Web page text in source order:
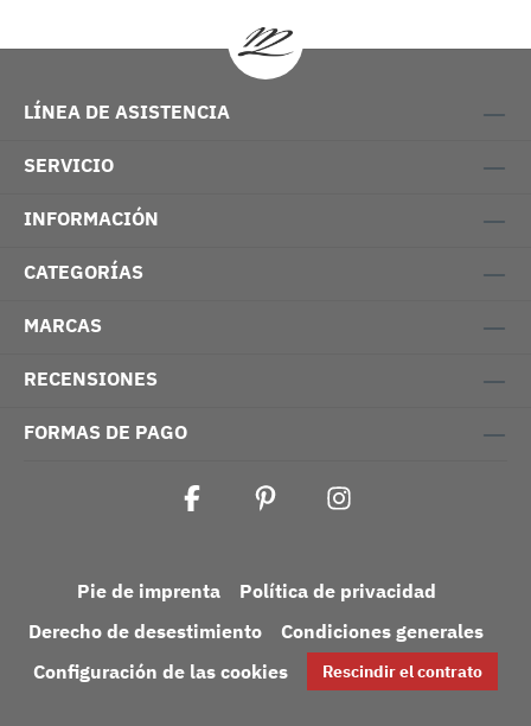
LÍNEA DE ASISTENCIA
SERVICIO
INFORMACIÓN
CATEGORÍAS
MARCAS
RECENSIONES
FORMAS DE PAGO
Pie de imprenta
Política de privacidad
Derecho de desestimiento
Condiciones generales
Configuración de las cookies
Rescindir el contrato